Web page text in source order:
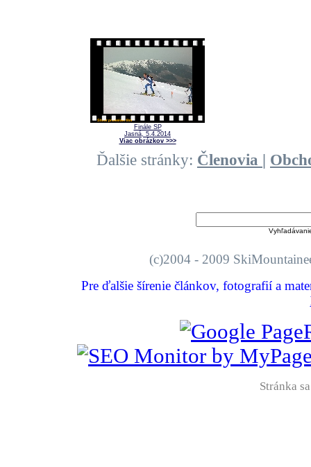
Finále SP
Jasná, 5.4.2014
Viac obrázkov >>>
Ďalšie stránky: Členovia |
(c)2004 - 2009
Pre ďalšie šírenie článkov, fotografií a
Stránka